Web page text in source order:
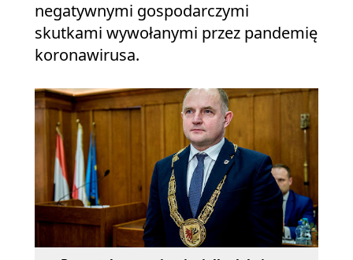
negatywnymi gospodarczymi
skutkami wywołanymi przez pandemię
koronawirusa.